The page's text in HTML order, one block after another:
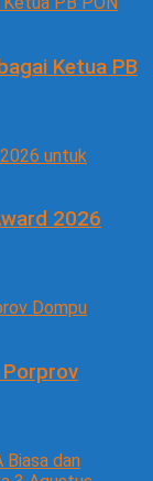
Ketua PB
2026
Porprov